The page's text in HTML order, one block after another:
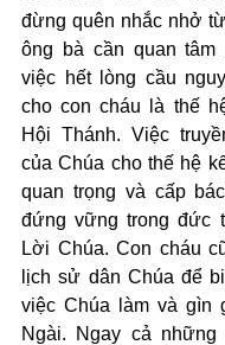
đừng quên nhắc nhở
ông bà cần quan tâm
việc hết lòng cầu
cho con cháu là thế
Hội Thánh. Việc
của Chúa cho thế hệ
quan trọng và cấp
đứng vững trong đức
Lời Chúa. Con cháu
lịch sử dân Chúa để
việc Chúa làm và gìn
Ngài. Ngay cả